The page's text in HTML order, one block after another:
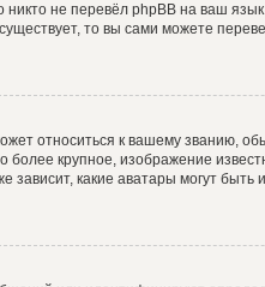
не перевёл phpBB на ваш
то вы сами можете
относиться к вашему званию,
крупное, изображение
какие аватары могут